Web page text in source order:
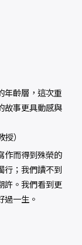
年齡層，這次重
故事更具動感與
）
作而得到殊榮的
行；我們讀不到
許。我們看到更
過一生。